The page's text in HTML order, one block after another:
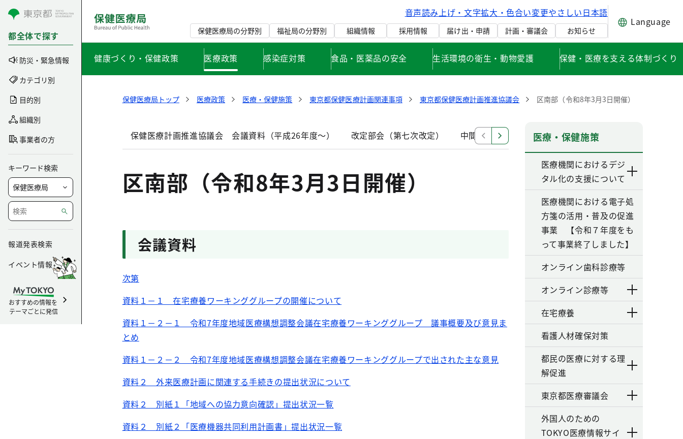
コンテンツにスキップ
都全体で探す
防災・緊急情報
カテゴリ別
目的別
組織別
事業者の方
キーワード検索
報道発表検索
イベント情報
おすすめの情報を
テーマごとに発信
音声読み上げ・文字拡大・色合い変更やさしい日本語
保健医療局の分野別 福祉局の分野別 組織情報 採用情報 届け出・申請 計画・審議会 お知らせ
Language
健康づくり・保健政策 医療政策 感染症対策 食品・医薬品の安全 生活環境の衛生・動物愛護 保健・医療を支える体制づくり
保健医療局トップ 医療政策 医療・保健施策 東京都保健医療計画関連事項 東京都保健医療計画推進協議会 区南部（令和8年3月3日開催）
保健医療計画推進協議会 会議資料（平成26年度～） 改定部会（第七次改定） 中間見直し検討部会 改定部会（第六次改定）
区南部（令和8年3月3日開催）
会議資料
次第
資料１－１ 在宅療養ワーキンググループの開催について
資料１－２－１ 令和7年度地域医療構想調整会議在宅療養ワーキンググループ 議事概要及び意見ま
とめ
資料１－２－２ 令和7年度地域医療構想調整会議在宅療養ワーキンググループで出された主な意見
資料２ 外来医療計画に関連する手続きの提出状況について
資料２ 別紙１「地域への協力意向確認」提出状況一覧
資料２ 別紙２「医療機器共同利用計画書」提出状況一覧
医療・保健施策
医療機関におけるデジ
タル化の支援について
医療機関における電子処
方箋の活用・普及の促進
事業 【令和７年度をも
って事業終了しました】
オンライン歯科診療等
オンライン診療等
在宅療養
看護人材確保対策
都民の医療に対する理
解促進
東京都医療審議会
外国人のための
TOKYO医療情報サイ